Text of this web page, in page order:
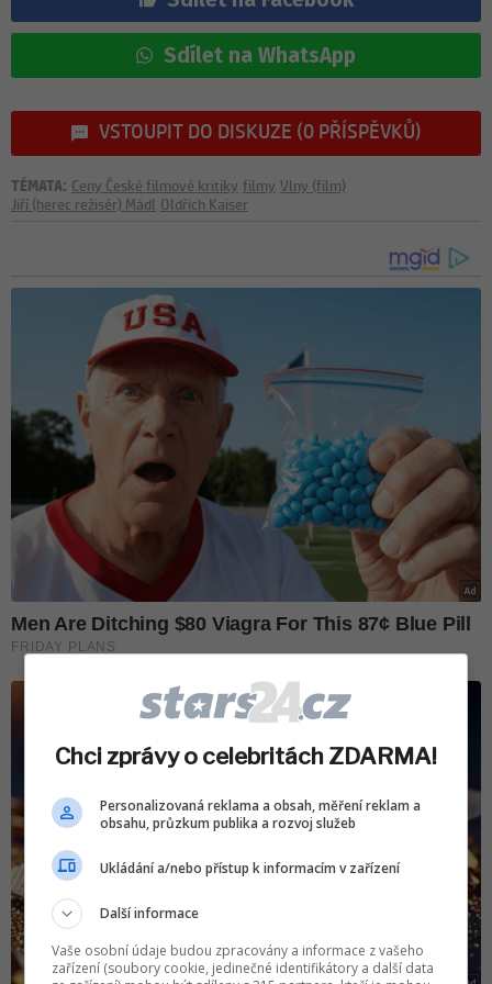
Sdílet na WhatsApp
VSTOUPIT DO DISKUZE (0 PŘÍSPĚVKŮ)
TÉMATA: Ceny České filmové kritiky filmy Vlny (film)
Jiří (herec režisér) Mádl Oldřich Kaiser
Chci zprávy o celebritách ZDARMA!
Personalizovaná reklama a obsah, měření reklam a
obsahu, průzkum publika a rozvoj služeb
Ukládání a/nebo přístup k informacím v zařízení
Další informace
Vaše osobní údaje budou zpracovány a informace z vašeho
zařízení (soubory cookie, jedinečné identifikátory a další data